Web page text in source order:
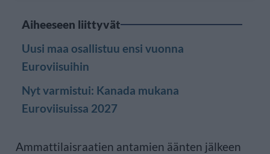
Aiheeseen liittyvät
Uusi maa osallistuu ensi vuonna
Euroviisuihin
Nyt varmistui: Kanada mukana
Euroviisuissa 2027
Ammattilaisraatien antamien äänten jälkeen